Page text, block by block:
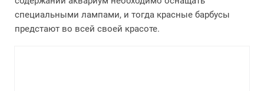
специальными лампами, и тогда красные барбусы
предстают во всей своей красоте.